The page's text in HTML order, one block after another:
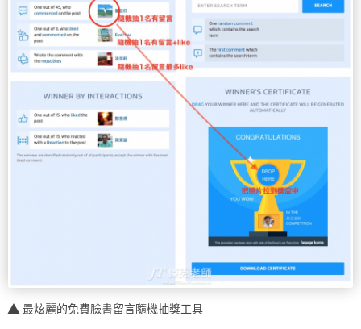
最炫麗的免費臉書留言隨機抽獎工具